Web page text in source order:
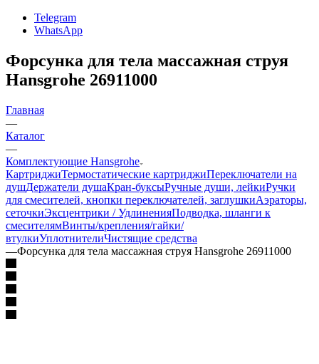
Telegram
WhatsApp
Форсунка для тела массажная струя
Hansgrohe 26911000
Главная
—
Каталог
—
Комплектующие Hansgrohe
КартриджиТермостатические картриджиПереключатели на
душДержатели душаКран-буксыРучные души, лейкиРучки
для смесителей, кнопки переключателей, заглушкиАэраторы,
сеточкиЭксцентрики / УдлиненияПодводка, шланги к
смесителямВинты/крепления/гайки/
втулкиУплотнителиЧистящие средства
—Форсунка для тела массажная струя Hansgrohe 26911000